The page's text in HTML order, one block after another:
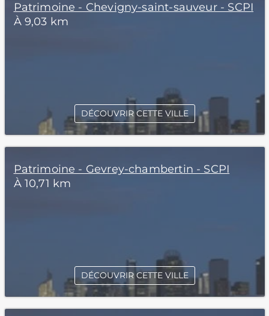
Patrimoine - Chevigny-saint-sauveur - SCPI
À 9,03 km
DÉCOUVRIR CETTE VILLE
Patrimoine - Gevrey-chambertin - SCPI
À 10,71 km
DÉCOUVRIR CETTE VILLE